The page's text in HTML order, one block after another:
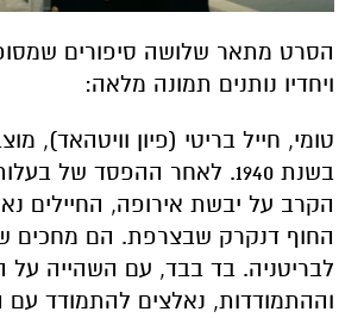
הסרט מתאר שלושה סיפורים
ויחדיו נותנים תמונה מלאה:
טומי, חייל בריטי (פיון וויטהאד),
בשנת 1940. לאחר ההפסד של
הקרב על יבשת אירופה, החיילים
החוף דנקרק שבצרפת. הם מחכים
לבריטניה. בד בבד, עם השהייה על
וההתמודדות, נאלצים להתמודד